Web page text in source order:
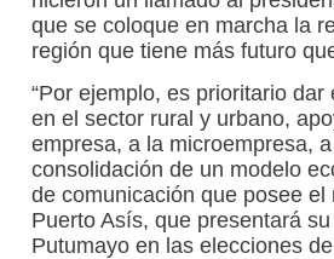
que se coloque en marcha la
región que tiene más futuro
“Por ejemplo, es prioritario
en el sector rural y urbano,
empresa, a la microempresa,
consolidación de un modelo
de comunicación que posee
Puerto Asís, que presentará
Putumayo en las elecciones